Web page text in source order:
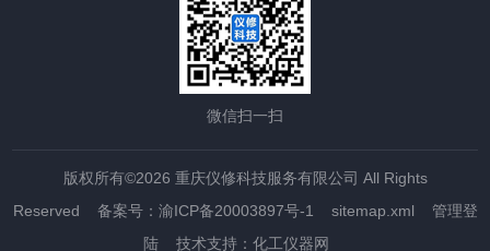
微信扫一扫
版权所有©2026 重庆仪修科技服务有限公司 All Rights
Reserved 备案号：渝ICP备20003897号-1 sitemap.xml
管理登
陆 技术支持： 化工仪器网